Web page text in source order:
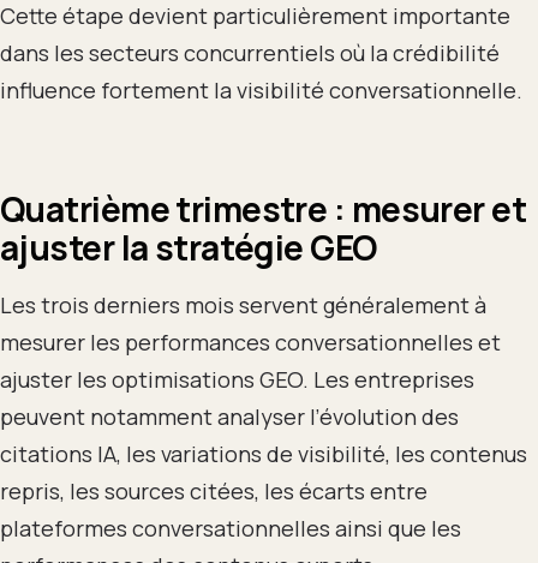
Cette étape devient particulièrement importante
dans les secteurs concurrentiels où la crédibilité
influence fortement la visibilité conversationnelle.
Quatrième trimestre : mesurer et
ajuster la stratégie GEO
Les trois derniers mois servent généralement à
mesurer les performances conversationnelles et
ajuster les optimisations GEO. Les entreprises
peuvent notamment analyser l’évolution des
citations IA, les variations de visibilité, les contenus
repris, les sources citées, les écarts entre
plateformes conversationnelles ainsi que les